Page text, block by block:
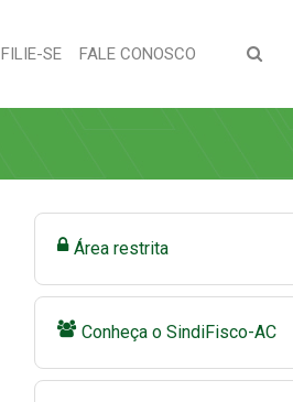
FILIE-SE(CURRENT)
FALE CONOSCO (CURRENT)
Área restrita
Conheça o SindiFisco-AC